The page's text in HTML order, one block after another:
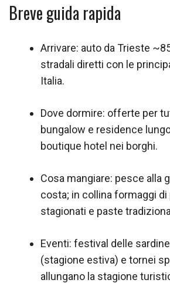
Breve guida rapida
Arrivare: auto da Trieste
stradali diretti con le
Italia.
Dove dormire: offerte per
bungalow e residence
boutique hotel nei borghi.
Cosa mangiare: pesce alla
costa; in collina formaggi
stagionati e paste
Eventi: festival delle
(stagione estiva) e tornei
allungano la stagione